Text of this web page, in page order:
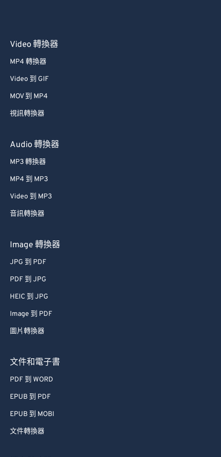
Video 轉換器
MP4 轉換器
Video 到 GIF
MOV 到 MP4
視訊轉換器
Audio 轉換器
MP3 轉換器
MP4 到 MP3
Video 到 MP3
音訊轉換器
Image 轉換器
JPG 到 PDF
PDF 到 JPG
HEIC 到 JPG
Image 到 PDF
圖片轉換器
文件和電子書
PDF 到 WORD
EPUB 到 PDF
EPUB 到 MOBI
文件轉換器